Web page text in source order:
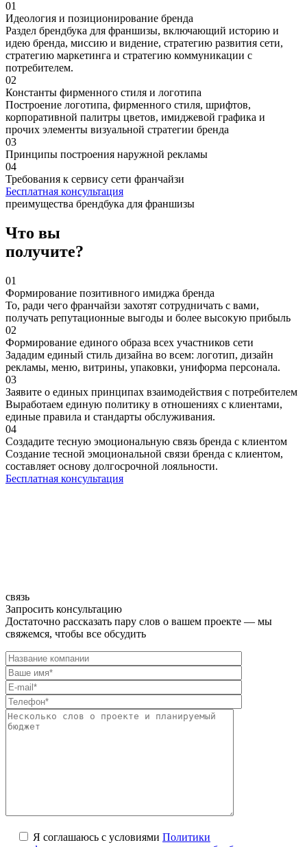
01
Идеология и позиционирование бренда
Раздел брендбука для франшизы, включающий историю и
идею бренда, миссию и видение, стратегию развития сети,
стратегию маркетинга и стратегию коммуникации с
потребителем.
02
Константы фирменного стиля и логотипа
Построение логотипа, фирменного стиля, шрифтов,
корпоративной палитры цветов, имиджевой графика и
прочих элементы визуальной стратегии бренда
03
Принципы построения наружной рекламы
04
Требования к сервису сети франчайзи
Бесплатная консультация
преимущества брендбука для франшизы
Что вы
получите?
01
Формирование позитивного имиджа бренда
То, ради чего франчайзи захотят сотрудничать с вами,
получать репутационные выгоды и более высокую прибыль
02
Формирование единого образа всех участников сети
Зададим единый стиль дизайна во всем: логотип, дизайн
рекламы, меню, витрины, упаковки, униформа персонала.
03
Заявите о единых принципах взаимодействия с потребителем
Выработаем единую политику в отношениях с клиентами,
единые правила и стандарты обслуживания.
04
Создадите тесную эмоциональную связь бренда с клиентом
Создание тесной эмоциональной связи бренда с клиентом,
составляет основу долгосрочной лояльности.
Бесплатная консультация
связь
Запросить консультацию
Достаточно рассказать пару слов о вашем проекте — мы
свяжемся, чтобы все обсудить
Я соглашаюсь с условиями Политики